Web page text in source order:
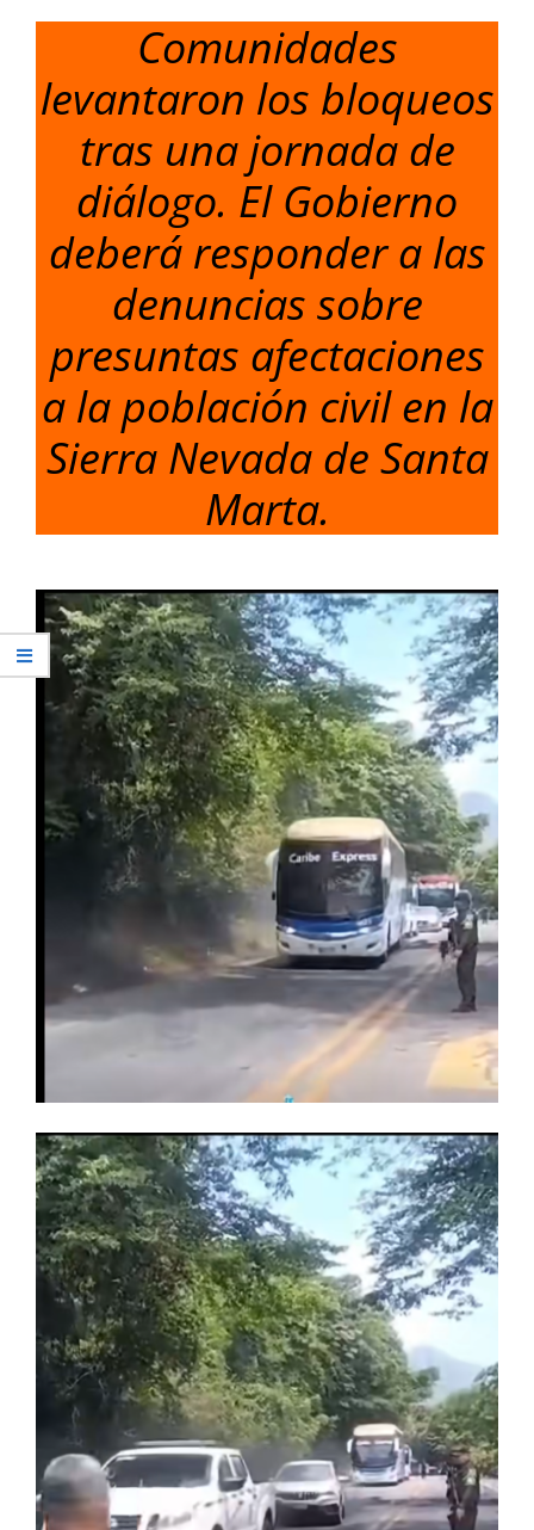
Comunidades
levantaron los bloqueos
tras una jornada de
diálogo. El Gobierno
deberá responder a las
denuncias sobre
presuntas afectaciones
a la población civil en la
Sierra Nevada de Santa
Marta.